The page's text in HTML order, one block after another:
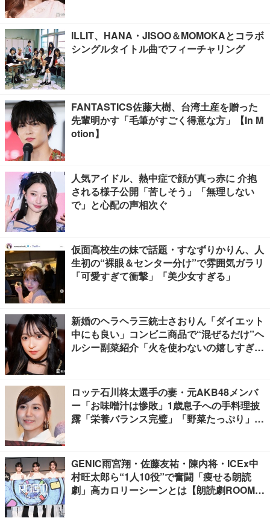
ILLIT、HANA・JISOO＆MOMOKAとコラボ
シングルタイトル曲でフィーチャリング
FANTASTICS佐藤大樹、台湾土産を贈った
先輩明かす「毛筆がすごく得意な方」【In M
otion】
人気アイドル、熱中症で顔が真っ赤に 介抱
される様子公開「苦しそう」「無理しない
で」と心配の声相次ぐ
仮面高校生の妹で話題・すなずりかりん、人
生初の“裸眼＆センター分け”で雰囲気ガラリ
「可愛すぎて衝撃」「美少女すぎる」
新婚のヘラヘラ三銃士さおりん「ダイエット
中にも良い」コンビニ商品で“混ぜるだけ”ヘ
ルシー副菜紹介「火を使わないの嬉しすぎ
ロッテ石川柊太選手の妻・元AKB48メンバ
ー「お味噌汁は惨敗」1歳息子への手料理披
露「栄養バランス完璧」「野菜たっぷり」の
GENIC雨宮翔・佐藤友祐・陳内将・ICEx中
村旺太郎ら“1人10役”で奮闘「痩せる朗読
劇」高カロリーシーンとは【朗読劇ROOM2